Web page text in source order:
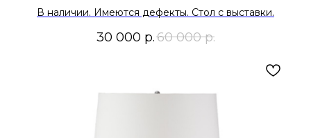
В наличии. Имеются дефекты. Стол с выставки.
30 000 р.60 000 р.